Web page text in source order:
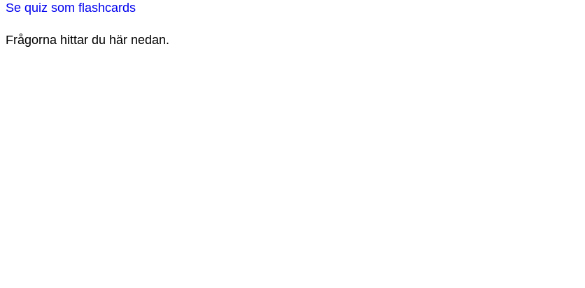
Se quiz som flashcards
Frågorna hittar du här nedan.